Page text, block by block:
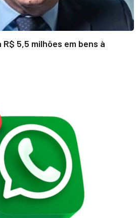
5,5 milhões em bens à